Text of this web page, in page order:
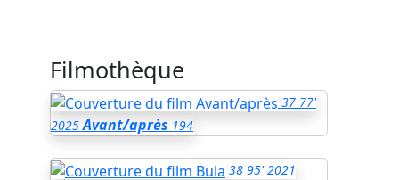
Filmothèque
37 77'
2025 Avant/après 194
38 95' 2021